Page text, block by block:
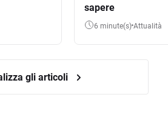
sapere
6 minute(s) Attualità
gli articoli